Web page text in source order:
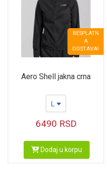
BESPLATN
A
DOSTAVA!
Aero Shell jakna crna
L
6490 RSD
Dodaj u korpu